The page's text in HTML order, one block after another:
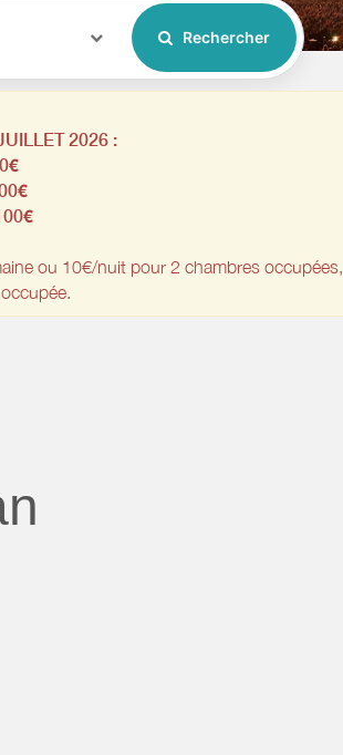
Rechercher
2026 :
ou 10€/nuit pour 2 chambres occupées,